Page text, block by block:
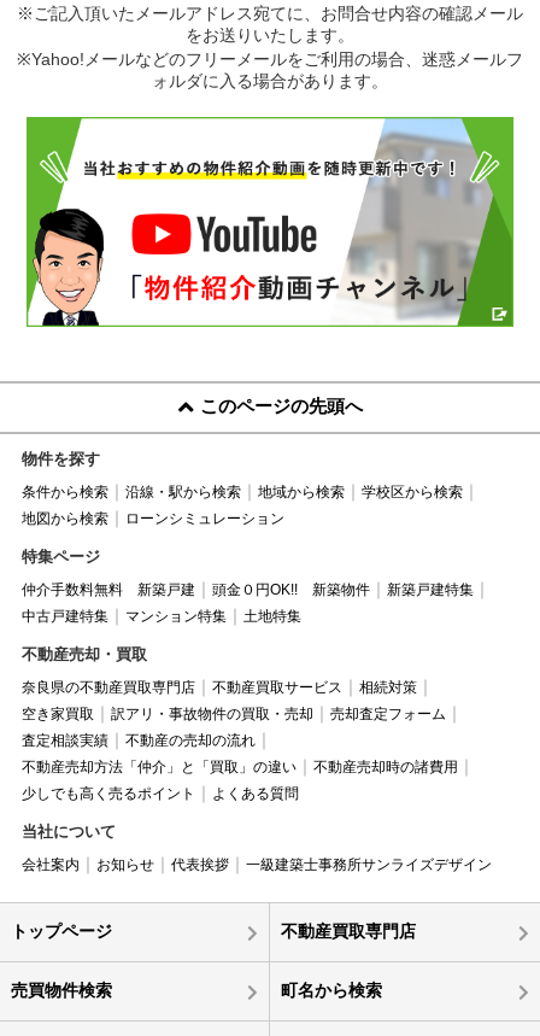
※ご記入頂いたメールアドレス宛てに、お問合せ内容の確認メール
をお送りいたします。
※Yahoo!メールなどのフリーメールをご利用の場合、迷惑メールフ
ォルダに入る場合があります。
このページの先頭へ
物件を探す
条件から検索 沿線・駅から検索 地域から検索
学校区から検索
地図から検索
ローンシミュレーション
特集ページ
仲介手数料無料 新築戸建 頭金０円OK!! 新築物件
新築戸建特集
中古戸建特集
マンション特集 土地特集
不動産売却・買取
奈良県の不動産買取専門店 不動産買取サービス
相続対策
空き家買取
訳アリ・事故物件の買取・売却
売却査定フォーム
査定相談実績
不動産の売却の流れ
不動産売却方法「仲介」と「買取」の違い
不動産売却時の諸費用
少しでも高く売るポイント
よくある質問
当社について
会社案内 お知らせ 代表挨拶 一級建築士事務所サンライズデザイン
トップページ 不動産買取専門店
売買物件検索 町名から検索